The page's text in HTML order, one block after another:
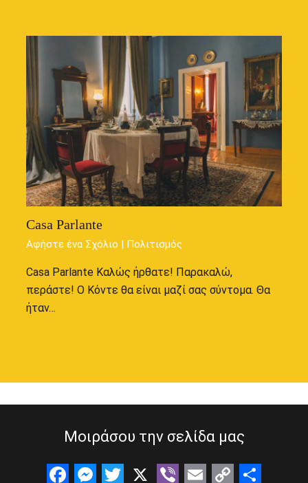
Casa Parlante
Αφήστε ένα Σχόλιο | Πολιτισμός
Casa Parlante Καλώς ήρθατε! Παρακαλώ,
περάστε! Ο Κόντε θα είναι μαζί σας σύντομα. Θα
ήταν…
Μοιράσου την σελίδα μας